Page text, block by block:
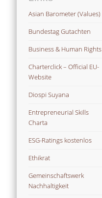
Asian Barometer (Values)
Bundestag Gutachten
Business & Human Rights
Charterclick – Official EU-
Website
Diospi Suyana
Entrepreneurial Skills
Charta
ESG-Ratings kostenlos
Ethikrat
Gemeinschaftswerk
Nachhaltigkeit